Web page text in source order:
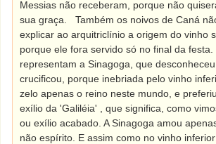
Messias não receberam, porque não
sua graça.
Também os noivos de Caná
explicar ao arquitriclínio a origem do vinho
porque ele fora servido só no final da festa.
representam a Sinagoga, que
crucificou, porque inebriada pelo vinho
zelo apenas o reino neste mundo, e
exílio da 'Galiléia' , que significa, como
ou exílio acabado. A Sinagoga amou
não espírito. E assim como no vinho